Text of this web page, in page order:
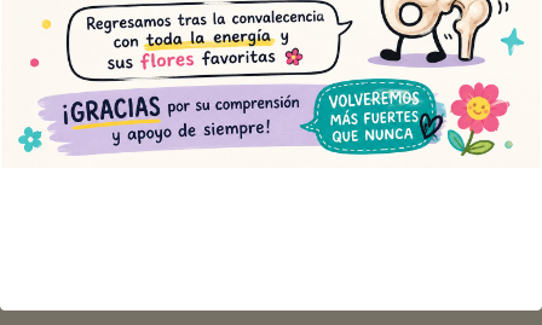
Bouquet de flor seca
40,00€
Ramo de margaritas
38,00€